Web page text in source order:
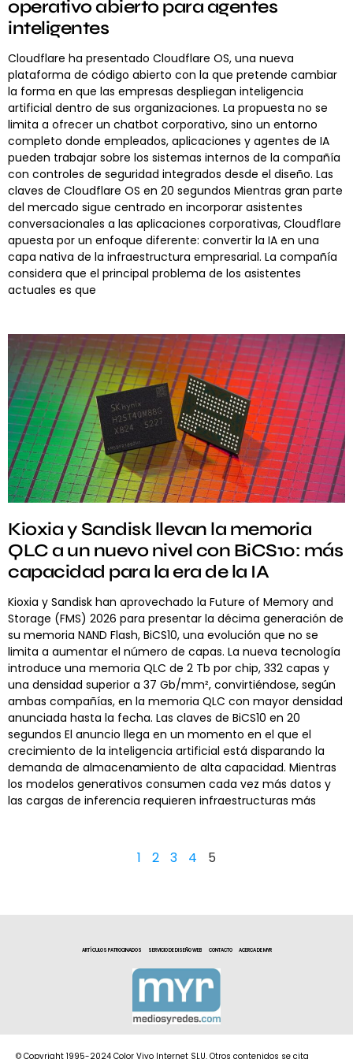
operativo abierto para agentes
inteligentes
Cloudflare ha presentado Cloudflare OS, una nueva
plataforma de código abierto con la que pretende cambiar
la forma en que las empresas despliegan inteligencia
artificial dentro de sus organizaciones. La propuesta no se
limita a ofrecer un chatbot corporativo, sino un entorno
completo donde empleados, aplicaciones y agentes de IA
pueden trabajar sobre los sistemas internos de la compañía
con controles de seguridad integrados desde el diseño. Las
claves de Cloudflare OS en 20 segundos Mientras gran parte
del mercado sigue centrado en incorporar asistentes
conversacionales a las aplicaciones corporativas, Cloudflare
apuesta por un enfoque diferente: convertir la IA en una
capa nativa de la infraestructura empresarial. La compañía
considera que el principal problema de los asistentes
actuales es que
Kioxia y Sandisk llevan la memoria
QLC a un nuevo nivel con BiCS10: más
capacidad para la era de la IA
Kioxia y Sandisk han aprovechado la Future of Memory and
Storage (FMS) 2026 para presentar la décima generación de
su memoria NAND Flash, BiCS10, una evolución que no se
limita a aumentar el número de capas. La nueva tecnología
introduce una memoria QLC de 2 Tb por chip, 332 capas y
una densidad superior a 37 Gb/mm², convirtiéndose, según
ambas compañías, en la memoria QLC con mayor densidad
anunciada hasta la fecha. Las claves de BiCS10 en 20
segundos El anuncio llega en un momento en el que el
crecimiento de la inteligencia artificial está disparando la
demanda de almacenamiento de alta capacidad. Mientras
los modelos generativos consumen cada vez más datos y
las cargas de inferencia requieren infraestructuras más
1 2 3 4 5
ARTÍCULOS PATROCINADOS SERVICIO DE DISEÑO WEB CONTACTO ACERCA DE MYR
© Copyright 1995-2024 Color Vivo Internet SLU. Otros contenidos se cita